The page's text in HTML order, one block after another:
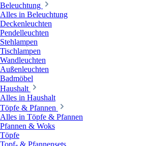
Beleuchtung
Alles in Beleuchtung
Deckenleuchten
Pendelleuchten
Stehlampen
Tischlampen
Wandleuchten
Außenleuchten
Badmöbel
Haushalt
Alles in Haushalt
Töpfe & Pfannen
Alles in Töpfe & Pfannen
Pfannen & Woks
Töpfe
Topf- & Pfannensets